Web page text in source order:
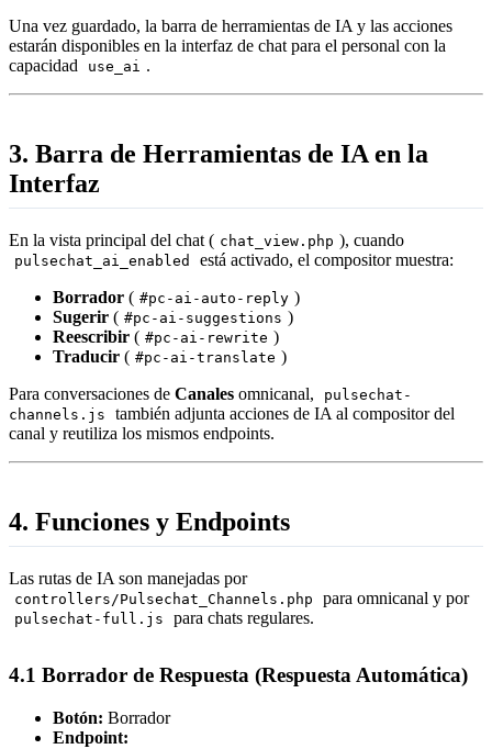
Una vez guardado, la barra de herramientas de IA y las acciones
estarán disponibles en la interfaz de chat para el personal con la
capacidad
use_ai .
3. Barra de Herramientas de IA en la
Interfaz
En la vista principal del chat ( chat_view.php ), cuando
pulsechat_ai_enabled
está activado, el compositor muestra:
Borrador ( #pc-ai-auto-reply )
Sugerir ( #pc-ai-suggestions )
Reescribir ( #pc-ai-rewrite )
Traducir ( #pc-ai-translate )
Para conversaciones de Canales omnicanal,
pulsechat-
channels.js
también adjunta acciones de IA al compositor del
canal y reutiliza los mismos endpoints.
4. Funciones y Endpoints
Las rutas de IA son manejadas por
controllers/Pulsechat_Channels.php para omnicanal y por
pulsechat-full.js para chats regulares.
4.1 Borrador de Respuesta (Respuesta Automática)
Botón: Borrador
Endpoint: